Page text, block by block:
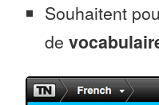
Souhaitent
de